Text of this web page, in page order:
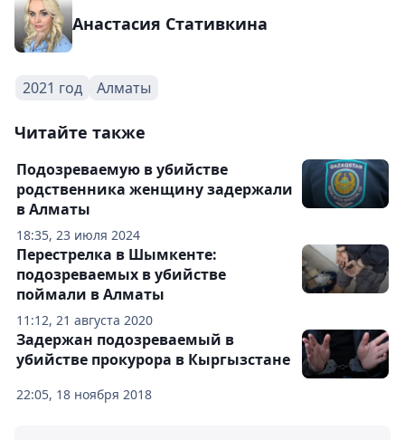
Анастасия Стативкина
2021 год Алматы
Читайте также
18:35, 23 июля 2024
Подозреваемую в убийстве
родственника женщину задержали
в Алматы
11:12, 21 августа 2020
Перестрелка в Шымкенте:
подозреваемых в убийстве
поймали в Алматы
22:05, 18 ноября 2018
Задержан подозреваемый в
убийстве прокурора в Кыргызстане